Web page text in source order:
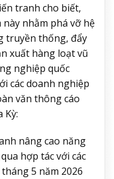
tranh cho biết,
nhằm phá vỡ hệ
truyền thống, đẩy
xuất hàng loạt vũ
nghiệp quốc
các doanh nghiệp
văn thông cáo
Kỳ:
nâng cao năng
hợp tác với các
5 năm 2026